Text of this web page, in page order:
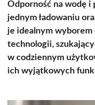
Odporność na wodę i
jednym ładowaniu
je idealnym
technologii,
w codziennym
ich wyjątkowych